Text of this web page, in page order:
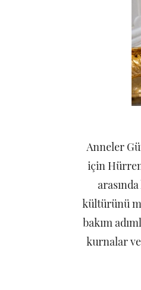
Anneler
için
kültürünü
bakım
kurnalar ve